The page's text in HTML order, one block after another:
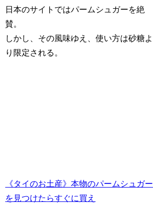
日本のサイトではパームシュガーを絶
賛。
しかし、その風味ゆえ、使い方は砂糖よ
り限定される。
《タイのお土産》本物のパームシュガー
を見つけたらすぐに買え